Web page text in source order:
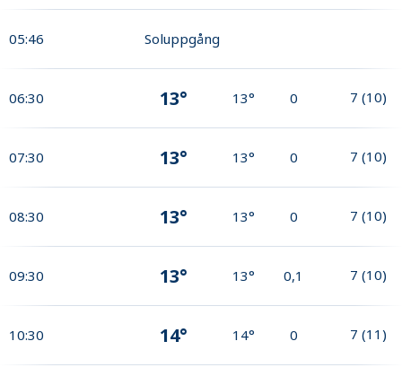
05:46 Soluppgång
06:30 13° 13° 0 7 (10)
07:30 13° 13° 0 7 (10)
08:30 13° 13° 0 7 (10)
09:30 13° 13° 0,1 7 (10)
10:30 14° 14° 0 7 (11)